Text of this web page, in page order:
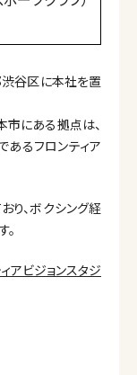
谷区に本社を置
市にある拠点は、
るフロンティア
り、ボクシング経
アビジョンスタジ